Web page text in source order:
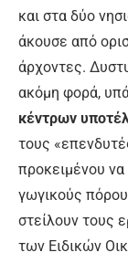
και στα δύο
άκουσε από
άρχοντες.
ακόμη φορά,
κέντρων
τους
προκειμέ­νου
γωγικούς
στείλουν τους
των Ειδικών